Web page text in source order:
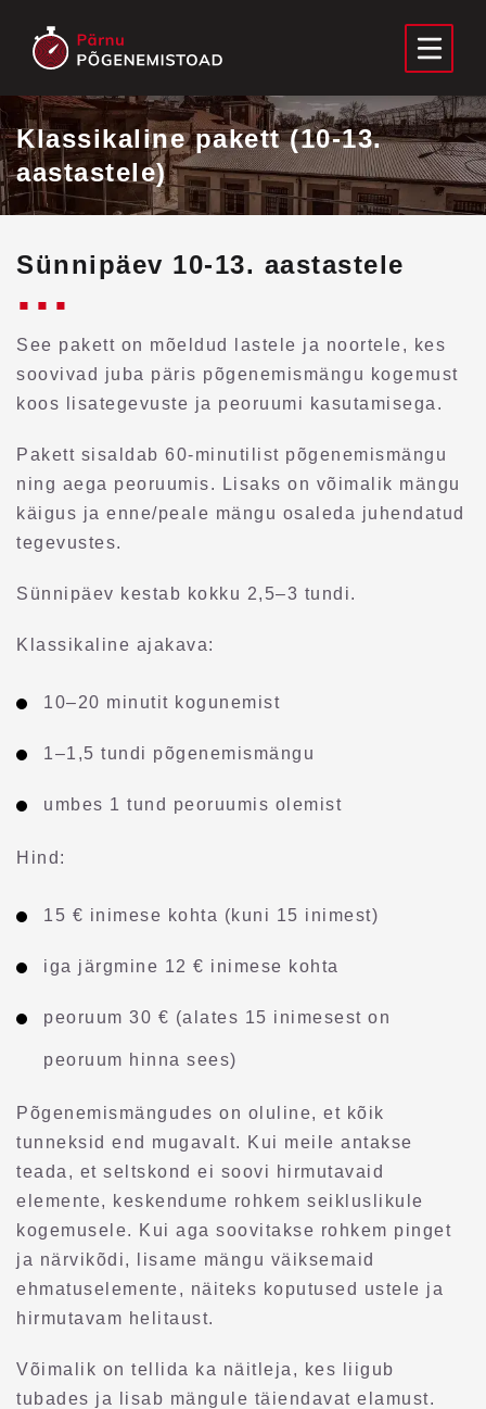
Klassikaline pakett (10-13.
aastastele)
Sünnipäev 10-13. aastastele
See pakett on mõeldud lastele ja noortele, kes
soovivad juba päris põgenemismängu kogemust
koos lisategevuste ja peoruumi kasutamisega.
Pakett sisaldab 60-minutilist põgenemismängu
ning aega peoruumis. Lisaks on võimalik mängu
käigus ja enne/peale mängu osaleda juhendatud
tegevustes.
Sünnipäev kestab kokku 2,5–3 tundi.
Klassikaline ajakava:
10–20 minutit kogunemist
1–1,5 tundi põgenemismängu
umbes 1 tund peoruumis olemist
Hind:
15 € inimese kohta (kuni 15 inimest)
iga järgmine 12 € inimese kohta
peoruum 30 € (alates 15 inimesest on
peoruum hinna sees)
Põgenemismängudes on oluline, et kõik
tunneksid end mugavalt. Kui meile antakse
teada, et seltskond ei soovi hirmutavaid
elemente, keskendume rohkem seikluslikule
kogemusele. Kui aga soovitakse rohkem pinget
ja närvikõdi, lisame mängu väiksemaid
ehmatuselemente, näiteks koputused ustele ja
hirmutavam helitaust.
Võimalik on tellida ka näitleja, kes liigub
tubades ja lisab mängule täiendavat elamust.